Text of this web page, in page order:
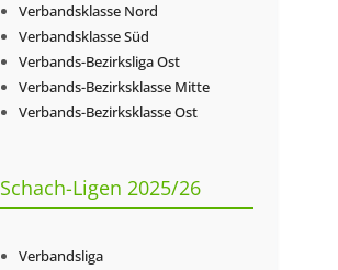
Verbandsklasse Nord
Verbandsklasse Süd
Verbands-Bezirksliga Ost
Verbands-Bezirksklasse Mitte
Verbands-Bezirksklasse Ost
Schach-Ligen 2025/26
Verbandsliga